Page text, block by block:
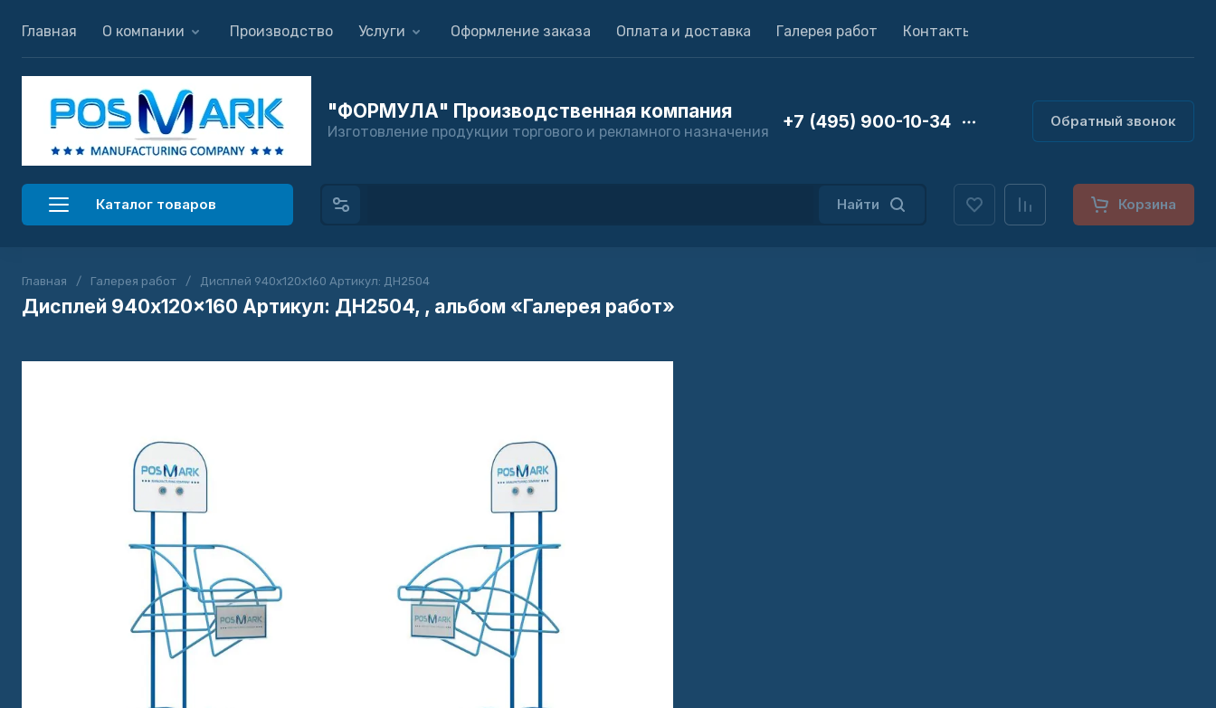
Главная О компании Производство Услуги Оформление заказа Оплата и доставка Галерея работ Контакты
"ФОРМУЛА" Производственная компания
Изготовление продукции торгового и рекламного назначения +7 (495) 900-10-34 Обратный звонок
Каталог товаров Найти Корзина
Главная / Галерея работ / Дисплей 940x120x160 Артикул: ДН2504
Дисплей 940x120x160 Артикул: ДН2504, , альбом «Галерея работ»